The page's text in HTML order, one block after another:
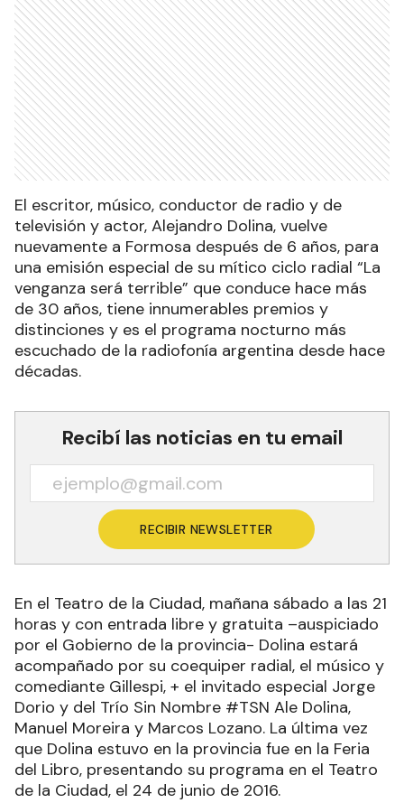
El escritor, músico, conductor de radio y de
televisión y actor, Alejandro Dolina, vuelve
nuevamente a Formosa después de 6 años, para
una emisión especial de su mítico ciclo radial “La
venganza será terrible” que conduce hace más
de 30 años, tiene innumerables premios y
distinciones y es el programa nocturno más
escuchado de la radiofonía argentina desde hace
décadas.
Recibí las noticias en tu email
RECIBIR NEWSLETTER
En el Teatro de la Ciudad, mañana sábado a las 21
horas y con entrada libre y gratuita –auspiciado
por el Gobierno de la provincia- Dolina estará
acompañado por su coequiper radial, el músico y
comediante Gillespi, + el invitado especial Jorge
Dorio y del Trío Sin Nombre #TSN Ale Dolina,
Manuel Moreira y Marcos Lozano. La última vez
que Dolina estuvo en la provincia fue en la Feria
del Libro, presentando su programa en el Teatro
de la Ciudad, el 24 de junio de 2016.